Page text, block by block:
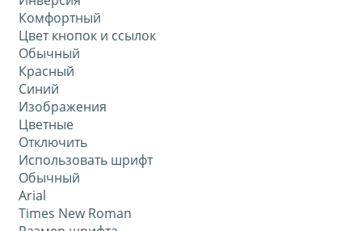
Комфортный
Цвет кнопок и ссылок
Обычный
Красный
Синий
Изображения
Цветные
Отключить
Использовать шрифт
Обычный
Arial
Times New Roman